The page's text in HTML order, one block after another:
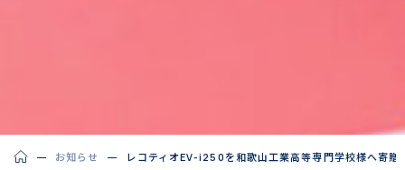
お知らせ レコティオEV-i250を和歌山工業高等専門学校様へ寄贈